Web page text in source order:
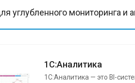
углубленного мониторинга и
1С:Аналитика
1С:Аналитика — это BI-